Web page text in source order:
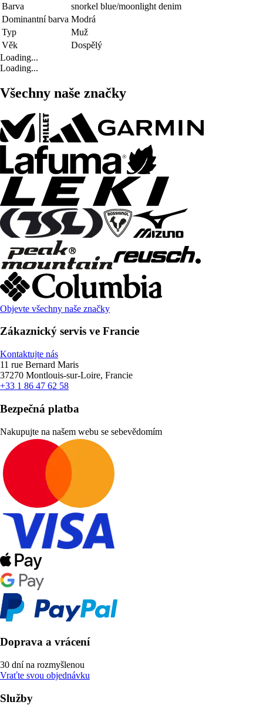
Barva
snorkel blue/moonlight denim
Dominantní barva Modrá
Typ
Muž
Věk
Dospělý
Loading...
Loading...
Všechny naše značky
Objevte všechny naše značky
Zákaznický servis ve Francie
Kontaktujte nás
11 rue Bernard Maris
37270 Montlouis-sur-Loire, Francie
+33 1 86 47 62 58
Bezpečná platba
Nakupujte na našem webu se sebevědomím
Doprava a vrácení
30 dní na rozmyšlenou
Vraťte svou objednávku
Služby